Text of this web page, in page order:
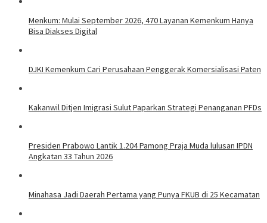
Menkum: Mulai September 2026, 470 Layanan Kemenkum Hanya
Bisa Diakses Digital
DJKI Kemenkum Cari Perusahaan Penggerak Komersialisasi Paten
Kakanwil Ditjen Imigrasi Sulut Paparkan Strategi Penanganan PFDs
Presiden Prabowo Lantik 1.204 Pamong Praja Muda lulusan IPDN
Angkatan 33 Tahun 2026
Minahasa Jadi Daerah Pertama yang Punya FKUB di 25 Kecamatan